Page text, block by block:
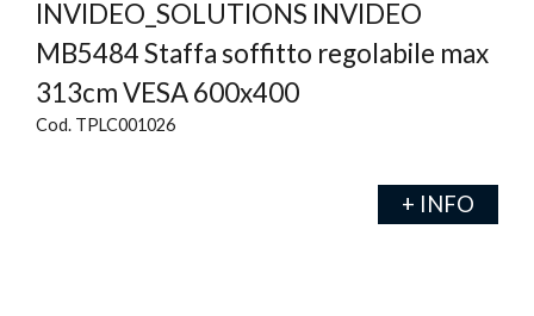
INVIDEO_SOLUTIONS INVIDEO
MB5484 Staffa soffitto regolabile max
313cm VESA 600x400
Cod. TPLC001026
+ INFO